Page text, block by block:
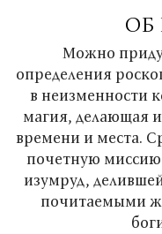
ОБ
Можно
определения
в неизменности
магия, делающая
времени и места.
почетную миссию
изумруд,
почитаемыми